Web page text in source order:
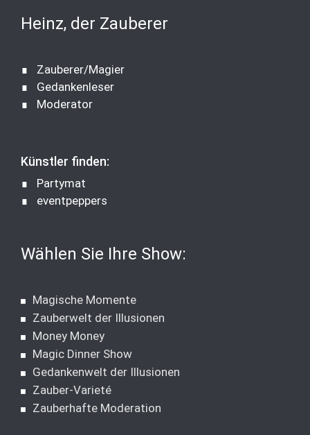
Heinz, der Zauberer
∎ Zauberer/Magier
∎ Gedankenleser
∎ Moderator
Künstler finden:
∎ Partymat
∎ eventpeppers
Wählen Sie Ihre Show:
Magische Momente
Zauberwelt der Illusionen
Money Money
Magic Dinner Show
Gedankenwelt der Illusionen
Zauber-Varieté
Zauberhafte Moderation